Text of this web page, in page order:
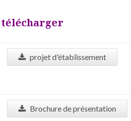
télécharger
projet d'établissement
Brochure de présentation